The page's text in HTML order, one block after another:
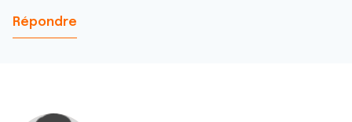
Répondre